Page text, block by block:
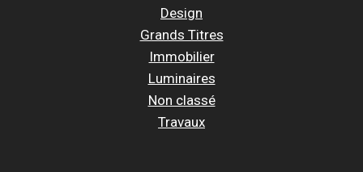
Design
Grands Titres
Immobilier
Luminaires
Non classé
Travaux